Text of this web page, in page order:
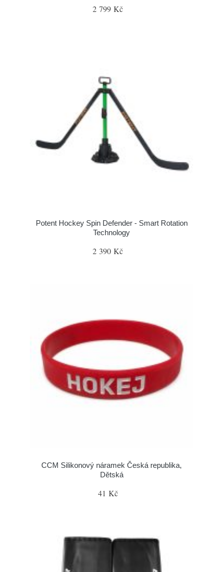
2 799 Kč
Potent Hockey Spin Defender - Smart Rotation
Technology
2 390 Kč
CCM Silikonový náramek Česká republika,
Dětská
41 Kč